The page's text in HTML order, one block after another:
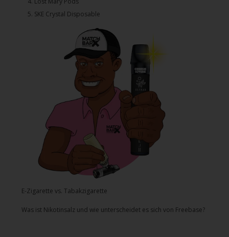
5.⁠ ⁠⁠SKE Crystal Disposable
E-Zigarette vs. Tabakzigarette
Was ist Nikotinsalz und wie unterscheidet es sich von Freebase?